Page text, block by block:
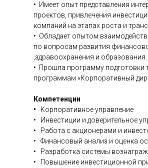
• Имеет опыт представления
проектов, привлечения
компаний на этапах роста и
• Обладает опытом
по вопросам развития
,здравоохранения и образования.
• Прошла программу подготовки
программам «Корпоративный
Компетенции
• Корпоративное управление
• Инвестиции и доверительное
• Работа с акционерами и
• Финансовый анализ и оценка
• Разработка системы
• Повышение инвестиционной